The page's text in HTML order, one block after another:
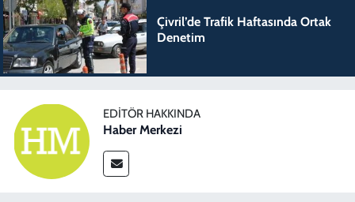
Çivril’de Trafik Haftasında Ortak
Denetim
EDITÖR HAKKINDA
Haber Merkezi